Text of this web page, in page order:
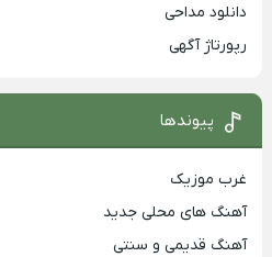
دانلود مداحی
رپورتاژ آگهی
پیوندها
غرب موزیک
آهنگ های محلی جدید
آهنگ قدیمی و سنتی